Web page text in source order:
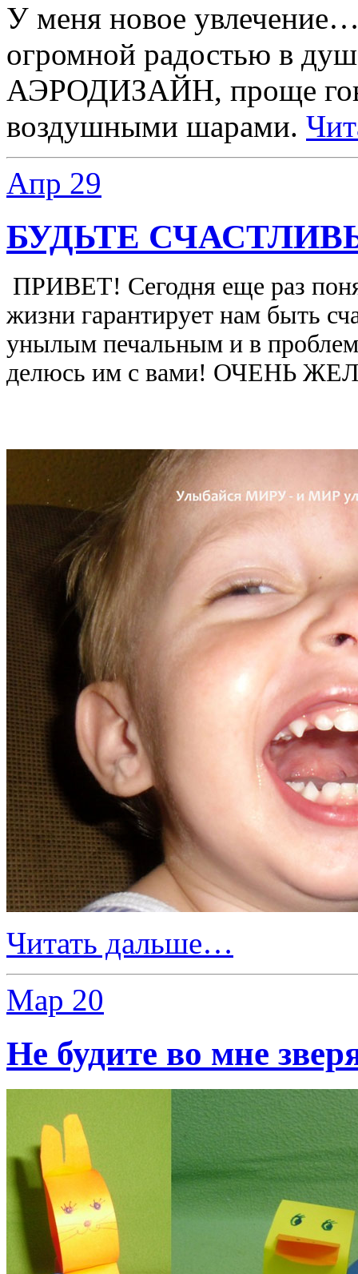
У меня новое
огромной радостью в
АЭРОДИЗАЙН, проще
воздушными шарами.
Апр 29
БУДЬТЕ
ПРИВЕТ! Сегодня еще раз
жизни гарантирует нам быть
унылым печальным и в
делюсь им с вами! ОЧЕНЬ
Читать дальше…
Мар 20
Не будите во мне